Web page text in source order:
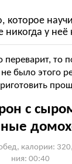
которое
у неё
переварит, то
было этого
с
калории:
ния: 00:40